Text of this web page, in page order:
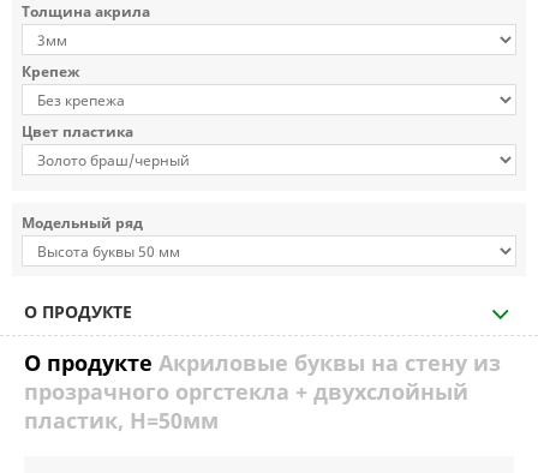
Толщина акрила
Крепеж
Цвет пластика
Модельный ряд
О ПРОДУКТЕ
О продукте Акриловые буквы на стену из
прозрачного оргстекла + двухслойный
пластик, H=50мм